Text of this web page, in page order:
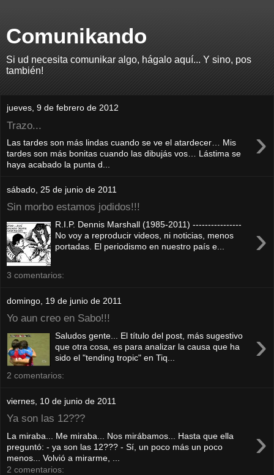
Comunikando
Si ud necesita comunikar algo, hágalo aquí... Y sino, pos
también!
jueves, 9 de febrero de 2012
Trazo... ›
Las tardes son más lindas cuando se ve el atardecer… Mis
tardes son más bonitas cuando las dibujás vos… Lástima se
haya acabado la punta d...
sábado, 25 de junio de 2011
Sin morbo estamos jodidos!!!
›
R.I.P. Dennis Marshall (1985-2011) ----------------
No voy a reproducir videos, ni noticias, menos
portadas. El periodismo en nuestro país e...
3 comentarios:
domingo, 19 de junio de 2011
Yo aun creo en Sabo!!!
›
Saludos gente... El título del post, más sugestivo
que otra cosa, es para analizar la causa que ha
sido el "tending tropic" en Tiq...
2 comentarios:
viernes, 10 de junio de 2011
Ya son las 12???
›
La miraba... Me miraba... Nos mirábamos... Hasta que ella
preguntó: - ya son las 12??? - Sí, un poco más un poco
menos... Volvió a mirarme, ...
2 comentarios: